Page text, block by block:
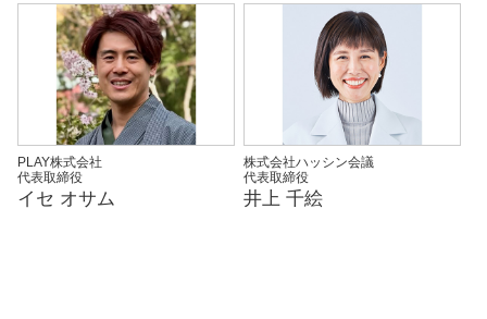
PLAY株式会社
代表取締役
イセ オサム
株式会社ハッシン会議
代表取締役
井上 千絵